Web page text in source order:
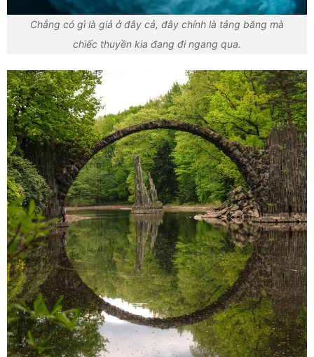
Chẳng có gì là giả ở đây cả, đây chính là tảng băng mà
chiếc thuyền kia đang đi ngang qua.